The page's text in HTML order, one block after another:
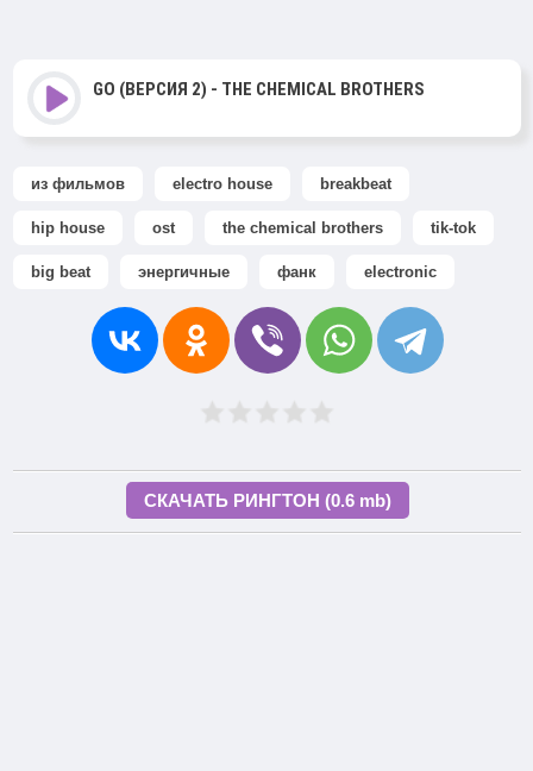
GO (ВЕРСИЯ 2) - THE CHEMICAL BROTHERS
из фильмов electro house breakbeat
hip house ost the chemical brothers tik-tok
big beat энергичные фанк electronic
СКАЧАТЬ РИНГТОН (0.6 mb)